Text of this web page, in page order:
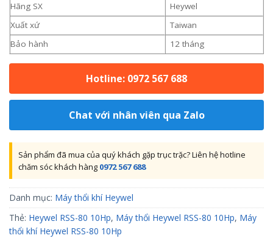
Hãng SX
Heywel
Xuất xứ
Taiwan
Bảo hành
12 tháng
Hotline: 0972 567 688
Chat với nhân viên qua Zalo
Sản phẩm đã mua của quý khách gặp trục trặc? Liên hệ hotline
chăm sóc khách hàng 0972 567 688
Danh mục: Máy thổi khí Heywel
Thẻ: Heywel RSS-80 10Hp, Máy thổi Heywel RSS-80 10Hp, Máy
thổi khí Heywel RSS-80 10Hp